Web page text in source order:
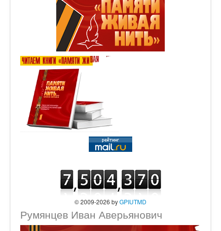
© 2009-2026 byGPIUTMD
Румянцев Иван Аверьянович